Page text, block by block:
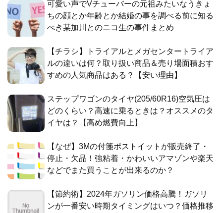
可愛い声でVチューバーの元祖みたいなうきょ
ちの顔とか年齢とか結婚の事を調べる前に知る
べき某加川とのニコ生の事件まとめ
【チラシ】トライアルとメガセンタートライア
ルの違いは何？取り扱い商品＆売り場面積おす
すめの人気商品はある？【安い理由】
ステップワゴンのタイヤ(205/60R16)空気圧は
どのくらい？高速に乗るときは？オススメのタ
イヤは？【高め燃費向上】
【なぜ】3Mの付箋ポストイットが販売終了・
停止・欠品！強粘着・かわいいアマゾンや楽天
などでまた買うことが出来るのか？
【節約術】2024年ガソリン価格高騰！ガソリ
ンが一番安い時期タイミングはいつ？価格推移